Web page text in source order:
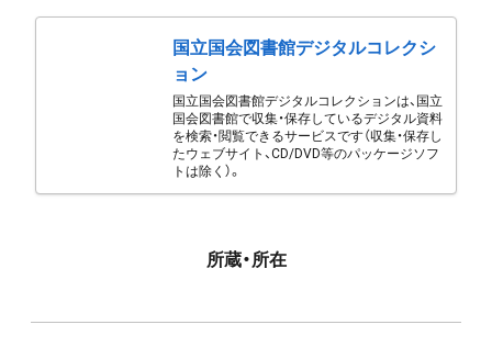
国立国会図書館デジタルコレクシ
ョン
国立国会図書館デジタルコレクションは、国立
国会図書館で収集・保存しているデジタル資料
を検索・閲覧できるサービスです（収集・保存し
たウェブサイト、CD/DVD等のパッケージソフ
トは除く）。
所蔵・所在